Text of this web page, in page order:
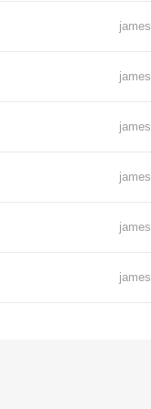
james
james
james
james
james
james